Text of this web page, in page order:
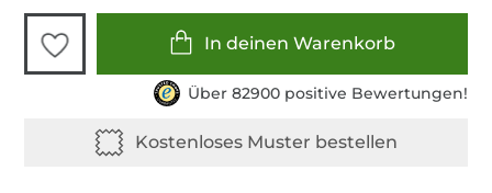
In deinen Warenkorb
Über 82900 positive Bewertungen!